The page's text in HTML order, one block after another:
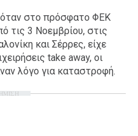
στο πρόσφατο ΦΕΚ
τις 3 Νοεμβρίου, στις
και Σέρρες, είχε
take away, οι
λόγο για καταστροφή.